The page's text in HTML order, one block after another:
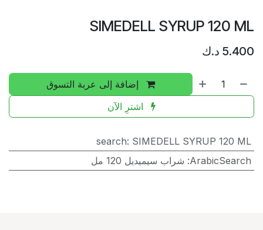
SIMEDELL SYRUP 120 ML
5.400 د.ك
إضافة إلى عربة التسوق
اشترِ الآن
search: SIMEDELL SYRUP 120 ML
ArabicSearch
: شراب سيميديل 120 مل